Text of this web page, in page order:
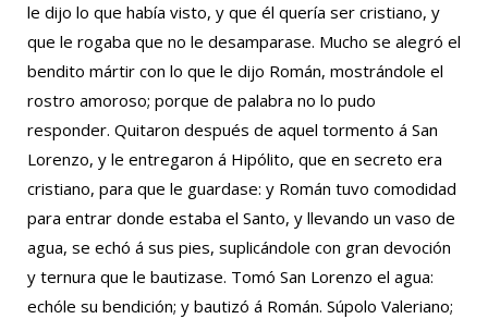
le dijo lo que había visto, y que él quería ser cristiano, y
que le rogaba que no le desamparase. Mucho se alegró el
bendito mártir con lo que le dijo Román, mostrándole el
rostro amoroso; porque de palabra no lo pudo
responder. Quitaron después de aquel tormento á San
Lorenzo, y le entregaron á Hipólito, que en secreto era
cristiano, para que le guardase: y Román tuvo comodidad
para entrar donde estaba el Santo, y llevando un vaso de
agua, se echó á sus pies, suplicándole con gran devoción
y ternura que le bautizase. Tomó San Lorenzo el agua:
echóle su bendición; y bautizó á Román. Súpolo Valeriano;